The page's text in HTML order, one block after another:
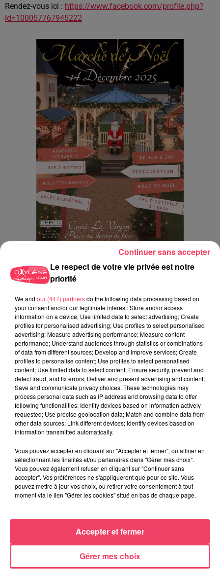
Rendez-vous ici : https://www.facebook.com/profile.php?
id=100057767945222
INTERVIEW
JEUX
C'est plus ou c'est moins : Jusqu'à 300€ à gagner
!
Jouez malin et visez le gros gain ! Chaque
jour à 8h50 avec Kris dans le Big Morning
FIL INFOS
4 août 2026
sur les routes de...
1er août 2026
Podcast : L’hippodrome de Rochefort-sur-Loire
prêt à retrouver son...
Le respect de votre vie privée est notre
priorité
We and our (447) partnersdo the following data processing based on
your consent and/or our legitimate interest: Store and/or access
information on a device; Use limited data to select advertising; Create
profiles for personalised advertising; Use profiles to select personalised
advertising; Measure advertising performance; Measure content
performance; Understand audiences through statistics or combinations
of data from different sources; Develop and improve services; Create
profiles to personalise content; Use profiles to select personalised
content; Use limited data to select content; Ensure security, prevent and
detect fraud, and fix errors; Deliver and present advertising and content;
Save and communicate privacy choices. These technologies may
process personal data such as IP address and browsing data to offer
following functionalities: Identify devices based on information actively
requested; Use precise geolocation data; Match and combine data from
other data sources; Link different devices; Identify devices based on
information transmitted automatically.
Vous pouvez accepter en cliquant sur "Accepter et fermer", ou affiner en
sélectionnant les finalités et/ou partenaires dans "Gérer mes choix".
Vous pouvez également refuser en cliquant sur "Continuer sans
accepter". Vos préférences ne s'appliqueront que pour ce site. Vous
pouvez mettre à jour vos choix, ou retirer votre consentement à tout
moment via le lien "Gérer les cookies" situé en bas de chaque page.
Gérer mes choix
Accepter et fermer
Continuer sans accepter